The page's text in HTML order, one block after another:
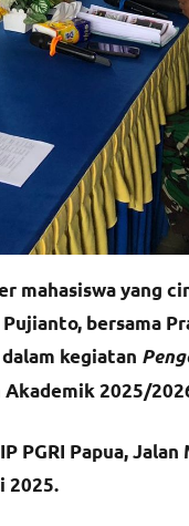
mahasiswa yang
bersama
kegiatan
Akademik 2025/
PGRI Papua,
2025.